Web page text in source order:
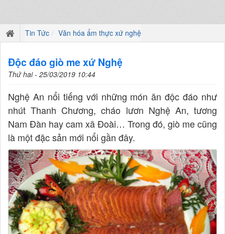
Tin Tức Văn hóa ẩm thực xứ nghệ
Độc đáo giò me xứ Nghệ
Thứ hai - 25/03/2019 10:44
Nghệ An nổi tiếng với những món ăn độc đáo như
nhút Thanh Chương, cháo lươn Nghệ An, tương
Nam Đàn hay cam xã Đoài… Trong đó, giò me cũng
là một đặc sản mới nổi gần đây.